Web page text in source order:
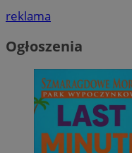
reklama
Ogłoszenia